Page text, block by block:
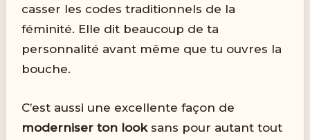
casser les codes traditionnels de la
féminité. Elle dit beaucoup de ta
personnalité avant même que tu ouvres la
bouche.
C’est aussi une excellente façon de
moderniser ton looksans pour autant tout